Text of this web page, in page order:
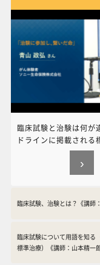
臨床試験と治験は何が
ドラインに掲載される
試験の違いは何なの
く思われがちな「臨床
験」について、より
床試験に関わる医師や
場などで大きく進歩し
療。既存の薬や治療法
臨床試験、治験とは？《講師
臨床試験について用語を知る
標準治療）《講師：山本精一
›